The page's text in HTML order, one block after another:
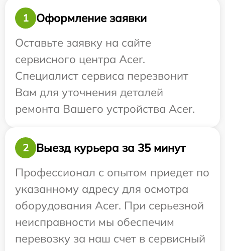
1
Оформление заявки
Оставьте заявку на сайте
сервисного центра Acer.
Специалист сервиса перезвонит
Вам для уточнения деталей
ремонта Вашего устройства Acer.
2
Выезд курьера за 35 минут
Профессионал с опытом приедет по
указанному адресу для осмотра
оборудования Acer. При серьезной
неисправности мы обеспечим
перевозку за наш счет в сервисный